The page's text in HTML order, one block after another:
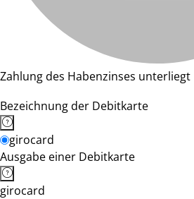
Zahlung des Habenzinses unterliegt
Bezeichnung der Debitkarte
girocard
Ausgabe einer Debitkarte
girocard